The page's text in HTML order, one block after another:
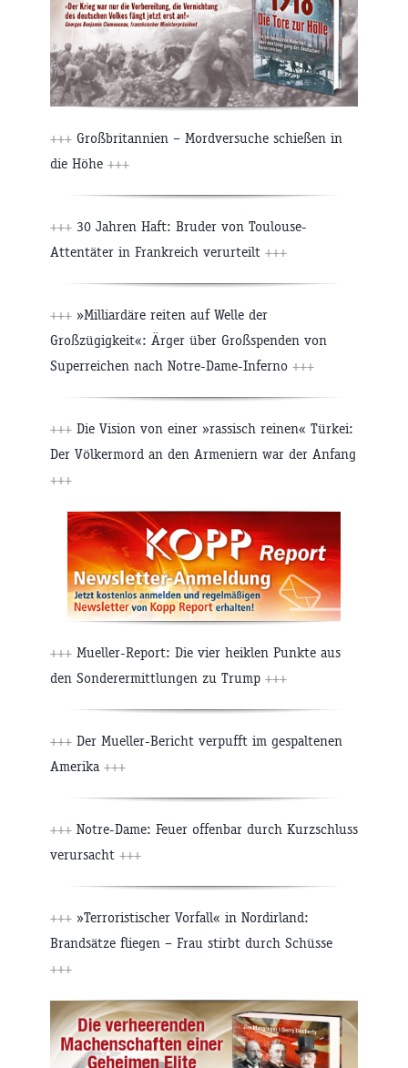
+++ Großbritannien – Mordversuche schießen in
die Höhe +++
+++ 30 Jahren Haft: Bruder von Toulouse-
Attentäter in Frankreich verurteilt +++
+++ »Milliardäre reiten auf Welle der
Großzügigkeit«: Ärger über Großspenden von
Superreichen nach Notre-Dame-Inferno +++
+++ Die Vision von einer »rassisch reinen« Türkei:
Der Völkermord an den Armeniern war der Anfang
+++
+++ Mueller-Report: Die vier heiklen Punkte aus
den Sonderermittlungen zu Trump +++
+++ Der Mueller-Bericht verpufft im gespaltenen
Amerika +++
+++ Notre-Dame: Feuer offenbar durch Kurzschluss
verursacht +++
+++ »Terroristischer Vorfall« in Nordirland:
Brandsätze fliegen – Frau stirbt durch Schüsse
+++